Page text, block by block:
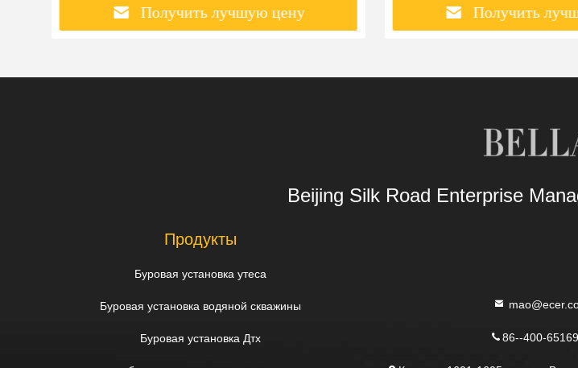
Получить лучшую цену Получить
Beijing Silk Road Enterprise
Продукты
Буровая установка утеса
Буровая установка водяной скважины
Буровая установка Дтх 86--400-